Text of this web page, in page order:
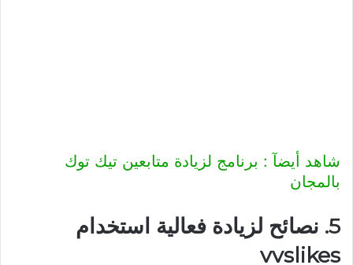
شاهد أيضآ : برنامج لزيادة متابعين تيك توك
بالمجان
5. نصائح لزيادة فعالية استخدام
vvslikes